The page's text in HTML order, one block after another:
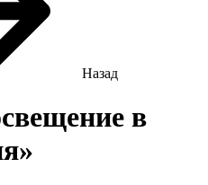
Назад
в